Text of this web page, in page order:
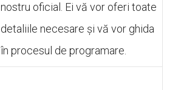
nostru oficial. Ei vă vor oferi toate
detaliile necesare și vă vor ghida
în procesul de programare.